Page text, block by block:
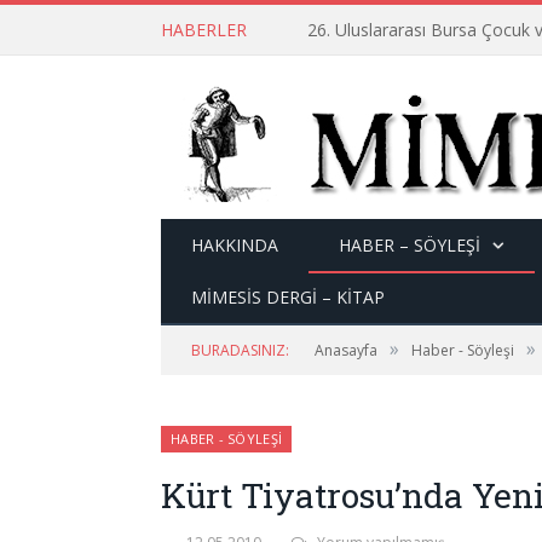
HABERLER 26. Uluslararası Bursa
HAKKINDA HABER – SÖYLEŞI
MİMESİS DERGİ – KİTAP
BURADASINIZ: Anasayfa » Haber - Söyleşi »
HABER - SÖYLEŞI
Kürt Tiyatrosu’nda